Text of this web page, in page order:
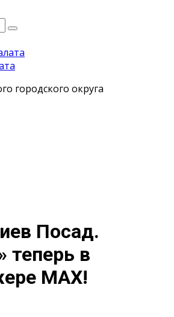
городского округа
Посад.
теперь в
MAX!